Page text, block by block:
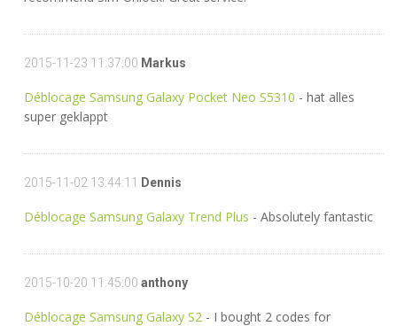
2015-11-23 11:37:00 Markus
Déblocage Samsung Galaxy Pocket Neo S5310 - hat alles
super geklappt
2015-11-02 13:44:11 Dennis
Déblocage Samsung Galaxy Trend Plus - Absolutely fantastic
2015-10-20 11:45:00 anthony
Déblocage Samsung Galaxy S2 - I bought 2 codes for